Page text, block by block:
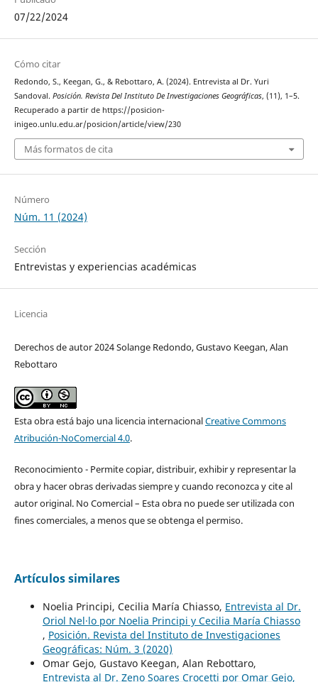
07/22/2024
Cómo citar
Redondo, S., Keegan, G., & Rebottaro, A. (2024). Entrevista al Dr. Yuri
Sandoval. Posición. Revista Del Instituto De Investigaciones Geográficas, (11), 1–5.
Recuperado a partir de https://posicion-
inigeo.unlu.edu.ar/posicion/article/view/230
Más formatos de cita
Número
Núm. 11 (2024)
Sección
Entrevistas y experiencias académicas
Licencia
Derechos de autor 2024 Solange Redondo, Gustavo Keegan, Alan
Rebottaro
Esta obra está bajo una licencia internacionalCreative Commons
Atribución-NoComercial 4.0.
Reconocimiento - Permite copiar, distribuir, exhibir y representar la
obra y hacer obras derivadas siempre y cuando reconozca y cite al
autor original. No Comercial – Esta obra no puede ser utilizada con
fines comerciales, a menos que se obtenga el permiso.
Artículos similares
Noelia Principi, Cecilia María Chiasso, Entrevista al Dr.
Oriol Nel·lo por Noelia Principi y Cecilia María Chiasso
, Posición. Revista del Instituto de Investigaciones
Geográficas: Núm. 3 (2020)
Omar Gejo, Gustavo Keegan, Alan Rebottaro,
Entrevista al Dr. Zeno Soares Crocetti por Omar Gejo,